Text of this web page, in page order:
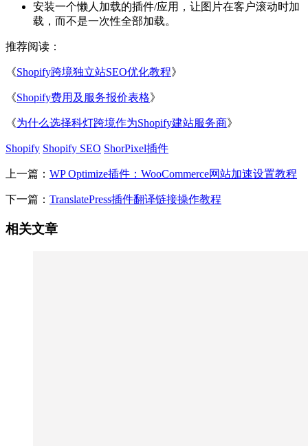
安装一个懒人加载的插件/应用，让图片在客户滚动时加
载，而不是一次性全部加载。
推荐阅读：
《Shopify跨境独立站SEO优化教程》
《Shopify费用及服务报价表格》
《为什么选择科灯跨境作为Shopify建站服务商》
Shopify Shopify SEO ShorPixel插件
上一篇： WP Optimize插件：WooCommerce网站加速设置教程
下一篇： TranslatePress插件翻译链接操作教程
相关文章